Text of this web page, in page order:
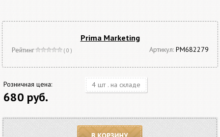
Prima Marketing
Рейтинг ( 0 ) Артикул: РМ682279
Розничная цена:
680 руб.
4 шт . на складе